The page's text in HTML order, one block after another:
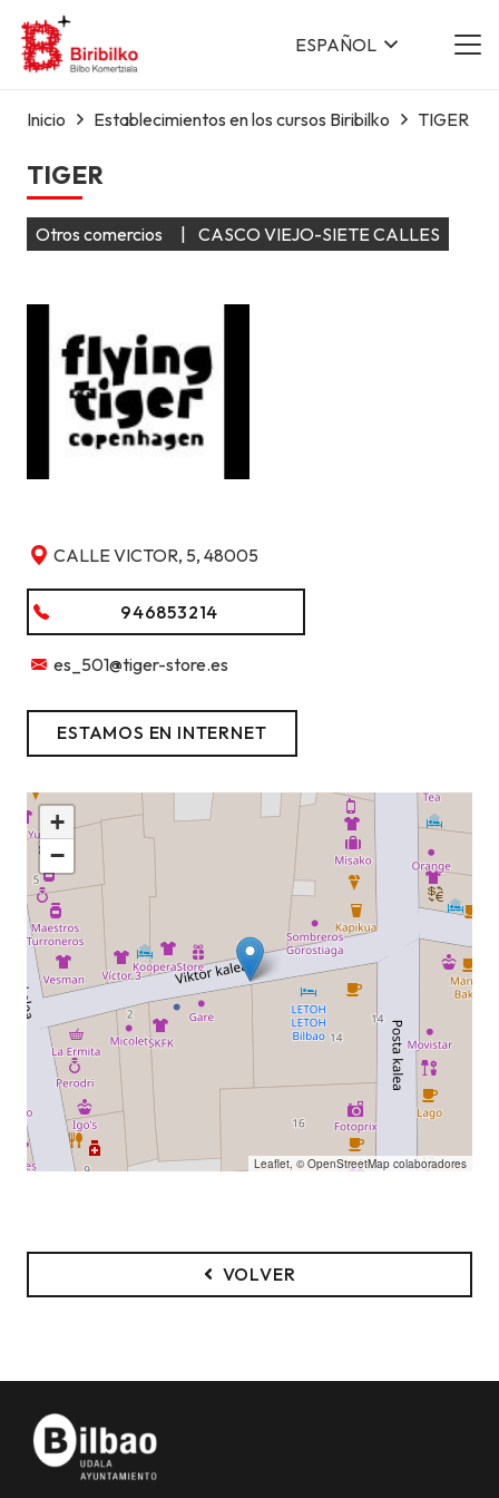
ESPAÑOL
Inicio Establecimientos en los cursos Biribilko TIGER
TIGER
Otros comercios | CASCO VIEJO-SIETE CALLES
CALLE VICTOR, 5, 48005
946853214
es_501@tiger-store.es
ESTAMOS EN INTERNET
+
−
Leaflet , ©OpenStreetMap colaboradores
VOLVER